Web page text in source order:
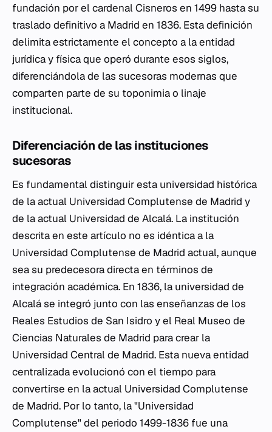
fundación por el cardenal Cisneros en 1499 hasta su
traslado definitivo a Madrid en 1836. Esta definición
delimita estrictamente el concepto a la entidad
jurídica y física que operó durante esos siglos,
diferenciándola de las sucesoras modernas que
comparten parte de su toponimia o linaje
institucional.
Diferenciación de las instituciones
sucesoras
Es fundamental distinguir esta universidad histórica
de la actual Universidad Complutense de Madrid y
de la actual Universidad de Alcalá. La institución
descrita en este artículo no es idéntica a la
Universidad Complutense de Madrid actual, aunque
sea su predecesora directa en términos de
integración académica. En 1836, la universidad de
Alcalá se integró junto con las enseñanzas de los
Reales Estudios de San Isidro y el Real Museo de
Ciencias Naturales de Madrid para crear la
Universidad Central de Madrid. Esta nueva entidad
centralizada evolucionó con el tiempo para
convertirse en la actual Universidad Complutense
de Madrid. Por lo tanto, la "Universidad
Complutense" del periodo 1499-1836 fue una